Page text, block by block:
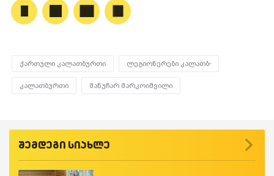
ქართული კალათბურთი ლეგიონერები კალათბ-
კალათბურთი მანუჩარ მარკოიშვილი
შემდეგი სიახლე